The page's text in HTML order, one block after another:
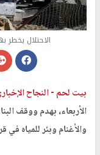
الاحتلال
بيت لحم -النجاح
الأربعاء، بهدم ووقف
والأغنام وبئر للمياه